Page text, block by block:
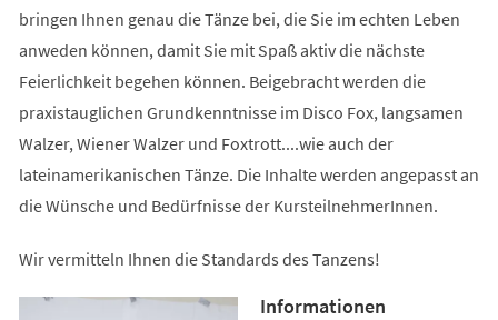
bringen Ihnen genau die Tänze bei, die Sie im echten Leben
anweden können, damit Sie mit Spaß aktiv die nächste
Feierlichkeit begehen können. Beigebracht werden die
praxistauglichen Grundkenntnisse im Disco Fox, langsamen
Walzer, Wiener Walzer und Foxtrott....wie auch der
lateinamerikanischen Tänze. Die Inhalte werden angepasst an
die Wünsche und Bedürfnisse der KursteilnehmerInnen.
Wir vermitteln Ihnen die Standards des Tanzens!
Informationen